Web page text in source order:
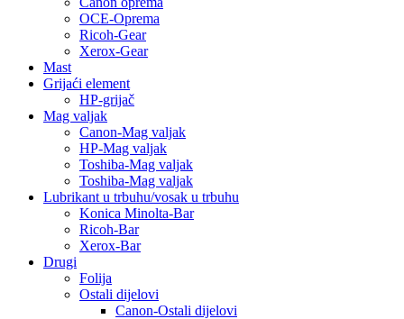
OCE-Oprema
Ricoh-Gear
Xerox-Gear
Mast
Grijaći element
HP-grijač
Mag valjak
Canon-Mag valjak
HP-Mag valjak
Toshiba-Mag valjak
Toshiba-Mag valjak
Lubrikant u trbuhu/vosak u trbuhu
Konica Minolta-Bar
Ricoh-Bar
Xerox-Bar
Drugi
Folija
Ostali dijelovi
Canon-Ostali dijelovi